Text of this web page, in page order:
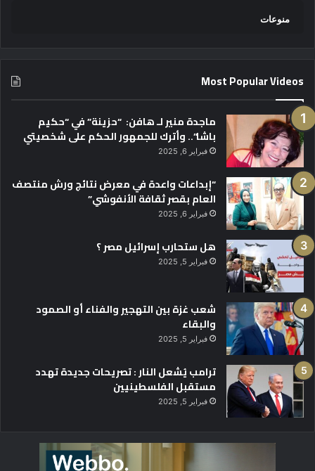
منوعات
Most Popular Videos
ماجدة منير لـ هافن: “حزينة” في “حكيم
باشا”.. وأترك للجمهور الحكم على شخصيتي
فبراير 6, 2025
“إبداعات واعدة في معرض نتائج ورش منتصف
العام بقصر ثقافة الأنفوشي”
فبراير 6, 2025
هل ستحارب إسرائيل مصر ؟
فبراير 5, 2025
شعب غزة بين التهجير والفناء أو الصمود
والبقاء
فبراير 5, 2025
ترامب يُشعل النار : تصريحات جديدة تهدد
مستقبل الفلسطينيين
فبراير 5, 2025